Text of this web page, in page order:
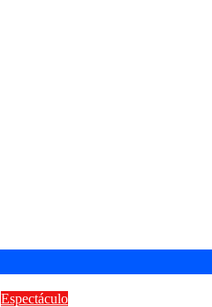
Espectáculo